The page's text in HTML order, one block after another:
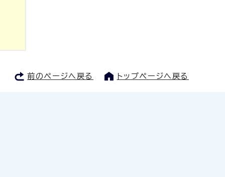
前のページへ戻る トップページへ戻る